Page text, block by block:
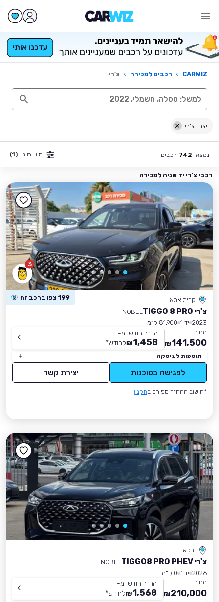
CARWIZ
› רכבים למכירה › צ'רי
יצרן: צ'רי
נמצאו 742 רכבים מיון וסינון (1)
רכבי צ'רי יד שניה למכירה
3
קרית אתא 199 צפו ברכב זה
צ'רי TIGGO 8 PRO
NOBEL
2023 יד 1
81,900 ק״מ
מחיר
141,500
₪
החזר חודשי מ-
1,458
₪לחודש*
תוספות לעיסקה
לפגישה בסוכנות יצירת קשר
*חישוב ההחזר מפורט בתקנון
ירכא
צ'רי TIGGO8 PRO PHEV
NOBLE
2026 יד 1
0 ק״מ
מחיר
210,000
₪
החזר חודשי מ-
1,568
₪לחודש*